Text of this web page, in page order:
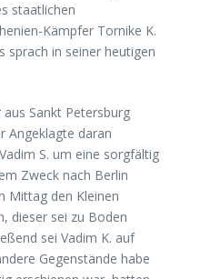
staatlichen
Kämpfer Tornike K.
sprach in seiner heutigen
Sankt Petersburg
Angeklagte daran
S. um eine sorgfältig
Zweck nach Berlin
Mittag den Kleinen
dieser sei zu Boden
sei Vadim K. auf
Gegenstände habe